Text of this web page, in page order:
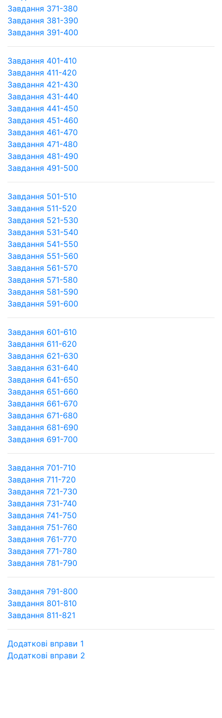
Завдання 371-380
Завдання 381-390
Завдання 391-400
Завдання 401-410
Завдання 411-420
Завдання 421-430
Завдання 431-440
Завдання 441-450
Завдання 451-460
Завдання 461-470
Завдання 471-480
Завдання 481-490
Завдання 491-500
Завдання 501-510
Завдання 511-520
Завдання 521-530
Завдання 531-540
Завдання 541-550
Завдання 551-560
Завдання 561-570
Завдання 571-580
Завдання 581-590
Завдання 591-600
Завдання 601-610
Завдання 611-620
Завдання 621-630
Завдання 631-640
Завдання 641-650
Завдання 651-660
Завдання 661-670
Завдання 671-680
Завдання 681-690
Завдання 691-700
Завдання 701-710
Завдання 711-720
Завдання 721-730
Завдання 731-740
Завдання 741-750
Завдання 751-760
Завдання 761-770
Завдання 771-780
Завдання 781-790
Завдання 791-800
Завдання 801-810
Завдання 811-821
Додаткові вправи 1
Додаткові вправи 2